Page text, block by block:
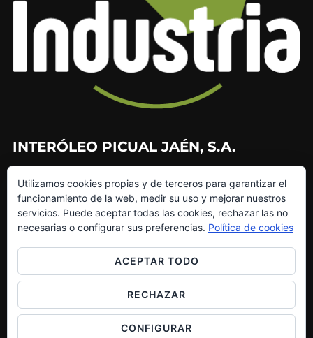
INTERÓLEO PICUAL JAÉN, S.A.
953 226 010
953 272 499
info@interoleo.com
canaldedenuncias@interoleo.com
Inspiro ThemeporWPZOOM
Utilizamos cookies propias y de terceros para garantizar el
funcionamiento de la web, medir su uso y mejorar nuestros
servicios. Puede aceptar todas las cookies, rechazar las no
necesarias o configurar sus preferencias. Política de cookies
ACEPTAR TODO
RECHAZAR
CONFIGURAR